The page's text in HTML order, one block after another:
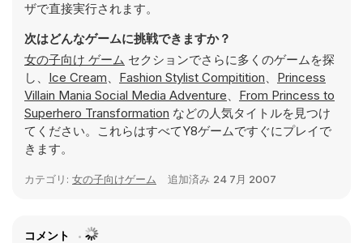
ザで直接実行されます。
次はどんなゲームに挑戦できますか？
女の子向け ゲーム セクションでさらに多くのゲームを探
し、 Ice Cream、 Fashion Stylist Compitition、 Princess
Villain Mania Social Media Adventure、 From Princess to
Superhero Transformation などの人気タイトルを見つけ
てください。これらはすべてY8ゲームですぐにプレイで
きます。
カテゴリ: 女の子向けゲーム 追加済み 24 7月 2007
コメント